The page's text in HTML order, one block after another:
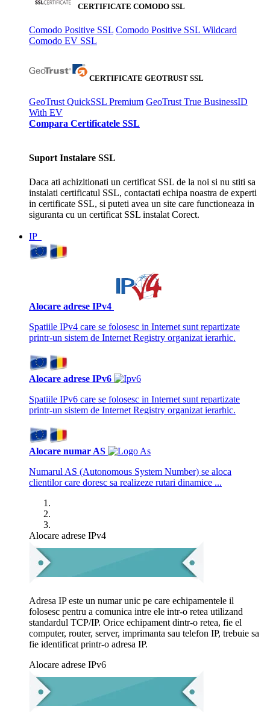
CERTIFICATE COMODO SSL
Comodo Positive SSL Comodo Positive SSL Wildcard
Comodo EV SSL
CERTIFICATE GEOTRUST SSL
GeoTrust QuickSSL Premium GeoTrust True BusinessID
With EV
Compara Certificatele SSL
Suport Instalare SSL
Daca ati achizitionati un certificat SSL de la noi si nu stiti sa
instalati certificatul SSL, contactati echipa noastra de experti
in certificate SSL, si puteti avea un site care functioneaza in
siguranta cu un certificat SSL instalat Corect.
IP
Alocare adrese IPv4
Spatiile IPv4 care se folosesc in Internet sunt repartizate
printr-un sistem de Internet Registry organizat ierarhic.
Alocare adrese IPv6
Spatiile IPv6 care se folosesc in Internet sunt repartizate
printr-un sistem de Internet Registry organizat ierarhic.
Alocare numar AS
Numarul AS (Autonomous System Number) se aloca
clientilor care doresc sa realizeze rutari dinamice ...
Alocare adrese IPv4
Adresa IP este un numar unic pe care echipamentele il
folosesc pentru a comunica intre ele intr-o retea utilizand
standardul TCP/IP. Orice echipament dintr-o retea, fie el
computer, router, server, imprimanta sau telefon IP, trebuie sa
fie identificat printr-o adresa IP.
Alocare adrese IPv6